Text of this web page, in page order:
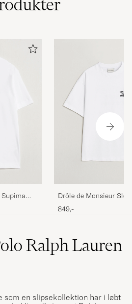
Drôle de Monsieur
Optic White
849,-
Ralph Lauren
som en slipsekollektion har i løbt